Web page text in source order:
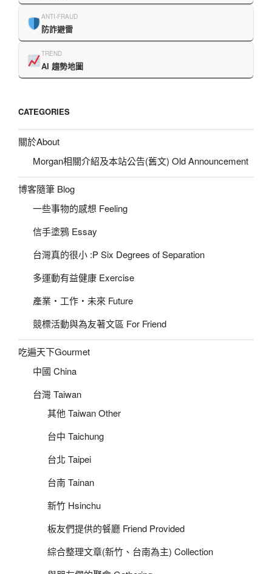
ANTI-FRAUD
防詐避雷
TREND
AI 趨勢地圖
CATEGORIES
關於About
Morgan相關介紹及本站公告(舊文) Old Announcement
博客隨筆 Blog
一些事物的感想 Feeling
信手塗鴉 Essay
台灣真的很小 :P Six Degrees of Separation
多運動有益健康 Exercise
產業‧工作‧未來 Future
競標活動與為友著文區 For Friend
吃遍天下Gourmet
中國 China
台灣 Taiwan
其他 Taiwan Other
台中 Taichung
台北 Taipei
台南 Tainan
新竹 Hsinchu
板友們提供的餐廳 Friend Provided
綜合整理文章(新竹、台南為主) Collection